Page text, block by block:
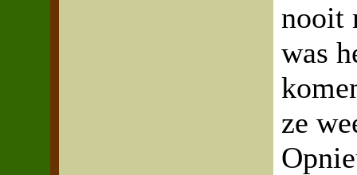
nooit
was
ze